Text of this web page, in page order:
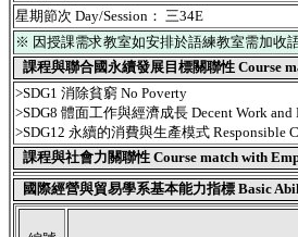
星期節次 Day/Session： 三34E
※ 因授課需求教室如安排於語練教室需加收
課程與聯合國永續發展目標關聯性 Course
>SDG1 消除貧窮 No Poverty
>SDG8 體面工作與經濟成長 Decent Work and
>SDG12 永續的消費與生產模式 Responsible
課程與社會力關聯性 Course match with
國際經營與貿易學系基本能力指標 Basic